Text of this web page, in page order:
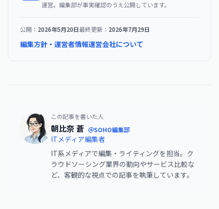
運営。編集部が事実確認のうえ公開しています。
公開： 2026年5月20日最終更新： 2026年7月29日
編集方針・運営者情報運営会社について
この記事を書いた人
朝比奈 蒼 ＠SOHO編集部
ITメディア編集者
IT系メディアで編集・ライティングを担当。ク
ラウドソーシング業界の動向やサービス比較な
ど、客観的な視点での記事を執筆しています。